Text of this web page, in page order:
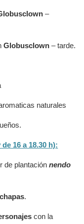
–
Globusclown – tarde.
naturales
16 a 18.30 h):
de plantaciónnendo
.
con la